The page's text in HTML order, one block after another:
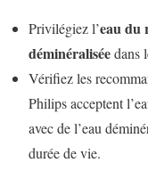
Privilégiez l’eau du
déminéraliséedans
Vérifiez les
Philips acceptent
avec de l’eau
durée de vie.